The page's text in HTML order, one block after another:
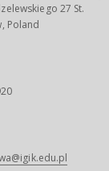
27 St.
Poland